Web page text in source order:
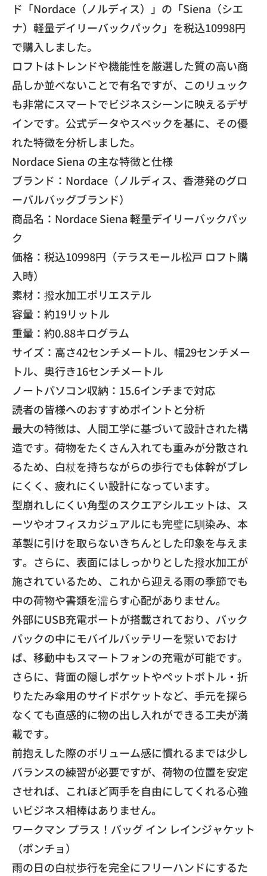
ド「Nordace（ノルディス）」の「Siena（シエ
ナ）軽量デイリーバックパック」 を税込10998円
で購入しました。
ロフトはトレンドや機能性を厳選した質の高い商
品しか並べないこ とで有名ですが、 このリュック
も非常にスマートでビジネスシーンに映えるデザ
インです。公式データやスペックを基に、 その優
れた特徴を分析しました。
​Nordace Siena の主な特徴と仕様
​ブランド：Nordace（ノルディス、 香港発のグロ
ーバルバッグブランド）
​商品名：Nordace Siena 軽量デイリーバックパッ
ク
​価格：税込10998円（テラスモール松戸 ロフト購
入時）
​素材：撥水加工ポリエステル
​容量：約19リットル
​重量：約0.88キログラム
​サイズ：高さ42センチメートル、幅29センチメー
トル、 奥行き16センチメートル
​ノートパソコン収納：15.6インチまで対応
​読者の皆様へのおすすめポイントと分析
​最大の特徴は、人間工学に基づいて設計された構
造です。 荷物をたくさん入れても重みが分散され
るため、 白杖を持ちながらの歩行でも体幹がブレ
にくく、 疲れにくい設計になっています。
​型崩れしにくい角型のスクエアシルエットは、 ス
ーツやオフィスカジュアルにも完璧に馴染み、 本
革製に引けを取らないきちんとした印象を与えま
す。さらに、 表面にはしっかりとした撥水加工が
施されているため、 これから迎える雨の季節でも
中の荷物や書類を濡らす心配がありません。
​外部にUSB充電ポートが搭載されており、 バック
パックの中にモバイルバッテリーを繋いでおけ
ば、 移動中もスマートフォンの充電が可能です。
さらに、 背面の隠しポケットやペットボトル・ 折
りたたみ傘用のサイドポケットなど、 手元を探ら
なくても直感的に物の出し入れができる工夫が満
載です。
前抱えした際のボリューム感に慣れるまでは少し
バランスの練習が必要ですが、荷物の位置を安定
させれば、 これほど両手を自由にしてくれる心強
いビジネス相棒はありません。
​ワークマン プラス！バッグ イン レインジャケット
（ポンチョ）
​雨の日の白杖歩行を完全にフリーハンドにするた